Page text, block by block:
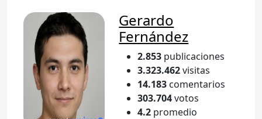
Gerardo
Fernández
2.853 publicaciones
3.323.462visitas
14.183 comentarios
303.704votos
4.2 promedio